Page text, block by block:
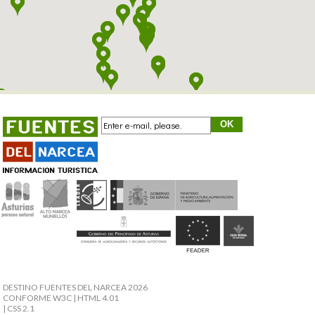
DESTINO FUENTES DEL NARCEA 2026
CONFORME W3C | HTML 4.01
| CSS 2.1